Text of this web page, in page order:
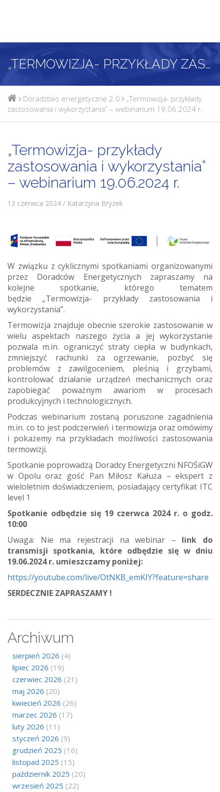
„TERMOWIZJA- PRZYKŁADY ZASTOSOWANIA I WYKORZYSTANIA” – WEBINARIUM 19.06.2024 R.
Doradztwo energetyczne 2.0
„Termowizja- przykłady
zastosowania i wykorzystania” – webinarium 19.06.2024 r.
„Termowizja- przykłady
zastosowania i wykorzystania”
– webinarium 19.06.2024 r.
13 czerwca 2024 / Katarzyna Bryzek
W związku z cyklicznymi spotkaniami organizowanymi
przez Doradców Energetycznych zapraszamy na
kolejne spotkanie, którego tematem
będzie „Termowizja- przykłady zastosowania i
wykorzystania”.
Termowizja znajduje obecnie szerokie zastosowanie w
wielu aspektach naszego życia a jej wykorzystanie
pozwala m.in. ograniczyć straty ciepła w budynkach,
zmniejszyć rachunki za ogrzewanie, pozbyć się
problemów z zawilgoceniem, pleśnią i grzybami,
kontrolować działanie urządzeń mechanicznych oraz
zapobiegać poważnym awariom w procesach
produkcyjnych i technologicznych.
Podczas webinarium zostaną poruszone zagadnienia
m.in. co to jest podczerwień i termowizja oraz omówimy
i pokażemy na przykładach możliwości zastosowania
termowizji.
Spotkanie poprowadzą Doradcy Energetyczni NFOŚiGW
w Opolu oraz gość Pan Miłosz Kałuża – ekspert z
wieloletnim doświadczeniem, posiadający certyfikat ITC
level 1
Spotkanie odbędzie się 19 czerwca 2024 r. o godz.
10:00
Uwaga: Nie ma rejestracji na webinar – link do
transmisji spotkania, które odbędzie się w dniu
19.06.2024 r. umieszczamy poniżej:
https://youtube.com/live/OtNKB_emKIY?feature=share
SERDECZNIE ZAPRASZAMY !
Archiwum
sierpień 2026 (4)
lipiec 2026 (19)
czerwiec 2026 (21)
maj 2026 (20)
kwiecień 2026 (26)
marzec 2026 (17)
luty 2026 (11)
styczeń 2026 (9)
grudzień 2025 (16)
listopad 2025 (15)
październik 2025 (20)
wrzesień 2025 (22)